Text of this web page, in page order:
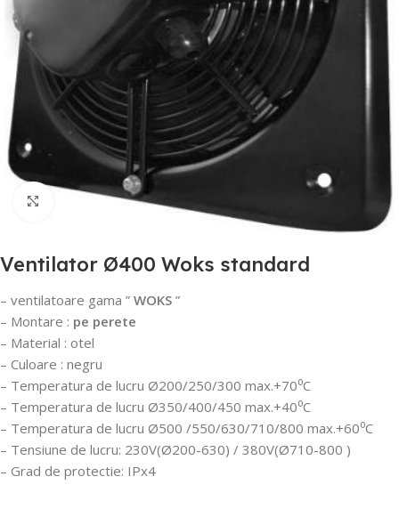
Mărește poza
Ventilator Ø400 Woks standard
– ventilatoare gama ” WOKS ”
– Montare : pe perete
– Material : otel
– Culoare : negru
– Temperatura de lucru Ø200/250/300 max.+70⁰C
– Temperatura de lucru Ø350/400/450 max.+40⁰C
– Temperatura de lucru Ø500 /550/630/710/800 max.+60⁰C
– Tensiune de lucru: 230V(Ø200-630) / 380V(Ø710-800 )
– Grad de protectie: IPx4